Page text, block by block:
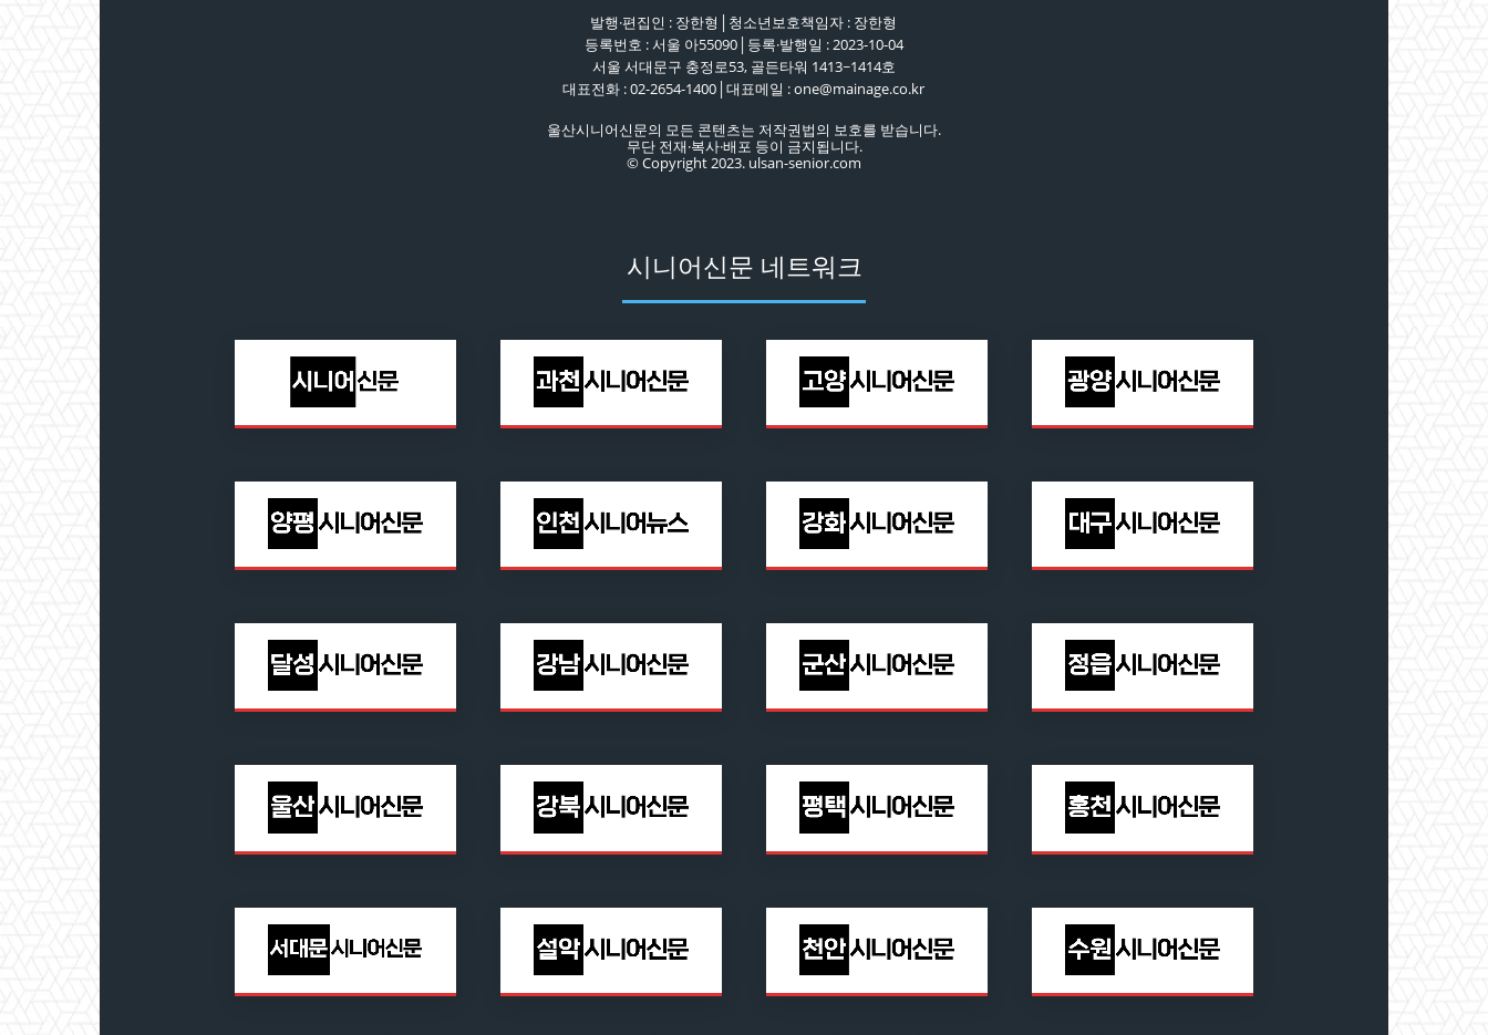
발행·편집인 : 장한형│청소년보호책임자 : 장한형
등록번호 : 서울 아55090│등록·발행일 : 2023-10-04
서울 서대문구 충정로53, 골든타워 1413~1414호
대표전화 : 02-2654-1400│대표메일 : one@mainage.co.kr
울산시니어신문의 모든 콘텐츠는 저작권법의 보호를 받습니다.
무단 전재·복사·배포 등이 금지됩니다.
© Copyright 2023. ulsan-senior.com
시니어신문 네트워크